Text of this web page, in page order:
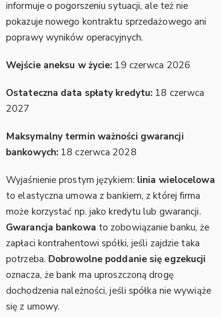
informuje o pogorszeniu sytuacji, ale też nie
pokazuje nowego kontraktu sprzedażowego ani
poprawy wyników operacyjnych.
Wejście aneksu w życie: 19 czerwca 2026
Ostateczna data spłaty kredytu: 18 czerwca
2027
Maksymalny termin ważności gwarancji
bankowych: 18 czerwca 2028
Wyjaśnienie prostym językiem: linia wielocelowa
to elastyczna umowa z bankiem, z której firma
może korzystać np. jako kredytu lub gwarancji.
Gwarancja bankowa to zobowiązanie banku, że
zapłaci kontrahentowi spółki, jeśli zajdzie taka
potrzeba. Dobrowolne poddanie się egzekucji
oznacza, że bank ma uproszczoną drogę
dochodzenia należności, jeśli spółka nie wywiąże
się z umowy.